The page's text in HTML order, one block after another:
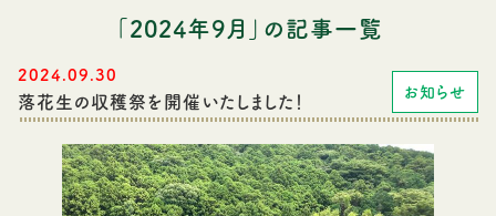
「2024年9月」の記事一覧
2024.09.30
落花生の収穫祭を開催いたしました！
お知らせ